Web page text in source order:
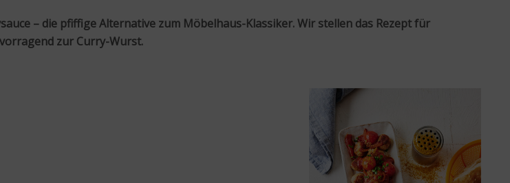
– die pfiffige Alternative zum Möbelhaus-Klassiker. Wir stellen das Rezept für
zur Curry-Wurst.